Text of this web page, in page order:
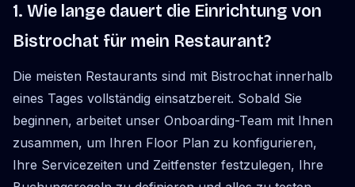
1. Wie lange dauert die Einrichtung von
Bistrochat für mein Restaurant?
Die meisten Restaurants sind mit Bistrochat innerhalb
eines Tages vollständig einsatzbereit. Sobald Sie
beginnen, arbeitet unser Onboarding-Team mit Ihnen
zusammen, um Ihren Floor Plan zu konfigurieren,
Ihre Servicezeiten und Zeitfenster festzulegen, Ihre